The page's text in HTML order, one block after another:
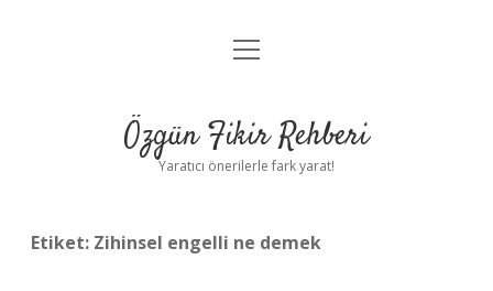
Gizlilik Politikası
Yasal Uyarı
menüyü
Özgün Fikir Rehberi
Yaratıcı önerilerle fark yarat!
Etiket: Zihinsel engelli ne demek